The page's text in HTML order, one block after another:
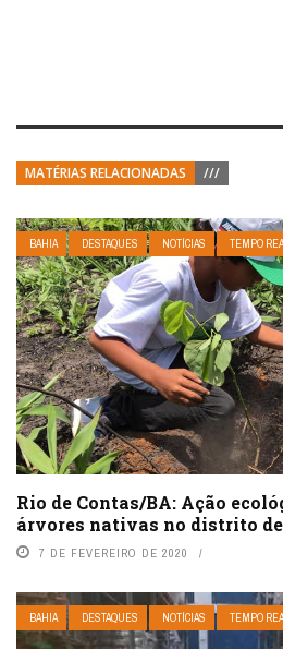
MATÉRIAS RELACIONADAS ///
BAHIA DESTAQUES NOTÍCIAS TEMPO
Rio de Contas/BA: Ação
árvores nativas no distrito
7 DE FEVEREIRO DE 2020
BAHIA DESTAQUES NOTÍCIAS TEMPO